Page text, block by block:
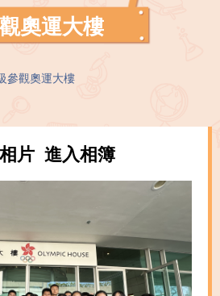
奧運大樓
參觀奧運大樓
片 進入相簿